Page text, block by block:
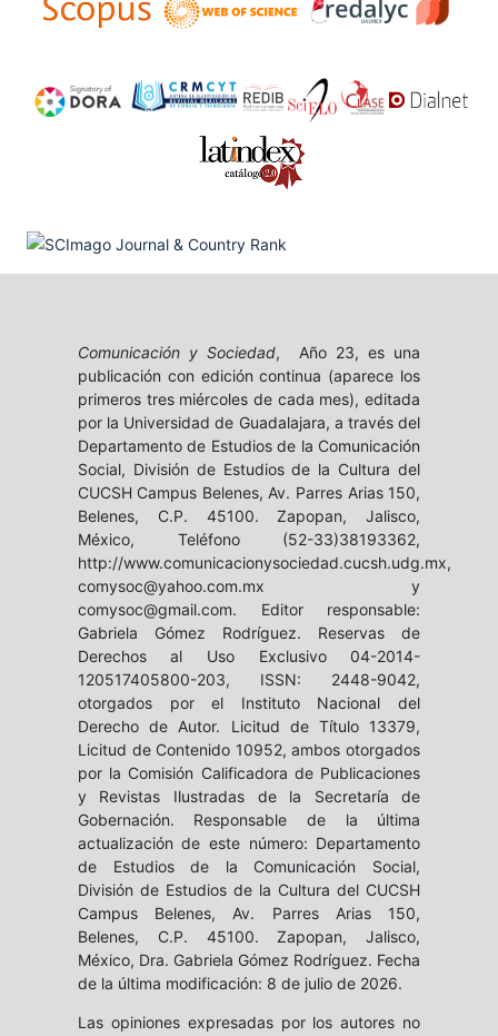
Comunicación y Sociedad, Año 23, es una
publicación con edición continua (aparece los
primeros tres miércoles de cada mes), editada
por la Universidad de Guadalajara, a través del
Departamento de Estudios de la Comunicación
Social, División de Estudios de la Cultura del
CUCSH Campus Belenes, Av. Parres Arias 150,
Belenes, C.P. 45100. Zapopan, Jalisco,
México, Teléfono (52-33)38193362,
http://www.comunicacionysociedad.cucsh.udg.mx,
comysoc@yahoo.com.mx y
comysoc@gmail.com. Editor responsable:
Gabriela Gómez Rodríguez. Reservas de
Derechos al Uso Exclusivo 04-2014-
120517405800-203, ISSN: 2448-9042,
otorgados por el Instituto Nacional del
Derecho de Autor. Licitud de Título 13379,
Licitud de Contenido 10952, ambos otorgados
por la Comisión Calificadora de Publicaciones
y Revistas Ilustradas de la Secretaría de
Gobernación. Responsable de la última
actualización de este número: Departamento
de Estudios de la Comunicación Social,
División de Estudios de la Cultura del CUCSH
Campus Belenes, Av. Parres Arias 150,
Belenes, C.P. 45100. Zapopan, Jalisco,
México, Dra. Gabriela Gómez Rodríguez. Fecha
de la última modificación: 8 de julio de 2026.
Las opiniones expresadas por los autores no